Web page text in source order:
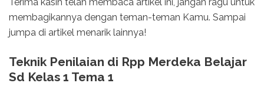
membagikannya dengan teman-teman Kamu. Sampai
jumpa di artikel menarik lainnya!
Teknik Penilaian di Rpp Merdeka Belajar
Sd Kelas 1 Tema 1